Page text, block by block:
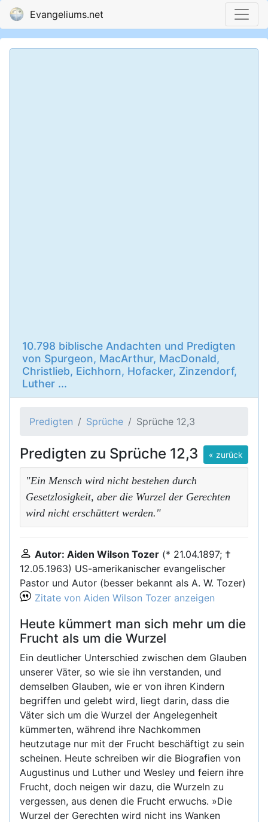
Evangeliums.net
10.798 biblische Andachten und Predigten
von Spurgeon, MacArthur, MacDonald,
Christlieb, Eichhorn, Hofacker, Zinzendorf,
Luther ...
Predigten Sprüche Sprüche 12,3
« zurück
Predigten zu Sprüche 12,3
"Ein Mensch wird nicht bestehen durch
Gesetzlosigkeit, aber die Wurzel der Gerechten
wird nicht erschüttert werden."
Autor: Aiden Wilson Tozer (* 21.04.1897; †
12.05.1963) US-amerikanischer evangelischer
Pastor und Autor (besser bekannt als A. W. Tozer)
Zitate von Aiden Wilson Tozer anzeigen
Heute kümmert man sich mehr um die
Frucht als um die Wurzel
Ein deutlicher Unterschied zwischen dem Glauben
unserer Väter, so wie sie ihn verstanden, und
demselben Glauben, wie er von ihren Kindern
begriffen und gelebt wird, liegt darin, dass die
Väter sich um die Wurzel der Angelegenheit
kümmerten, während ihre Nachkommen
heutzutage nur mit der Frucht beschäftigt zu sein
scheinen. Heute schreiben wir die Biografien von
Augustinus und Luther und Wesley und feiern ihre
Frucht, doch neigen wir dazu, die Wurzeln zu
vergessen, aus denen die Frucht erwuchs. »Die
Wurzel der Gerechten wird nicht ins Wanken